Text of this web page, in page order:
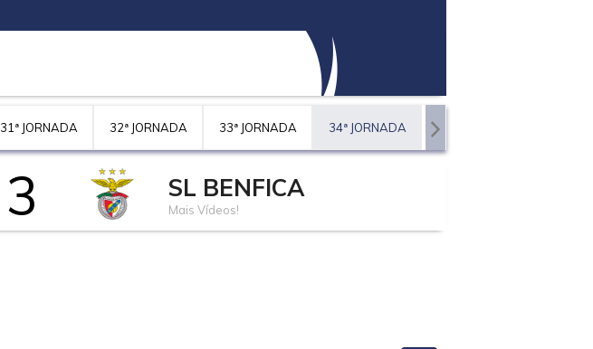
31ª JORNADA 32ª JORNADA 33ª JORNADA 34ª JORNADA
3 SL BENFICA
Mais Vídeos!